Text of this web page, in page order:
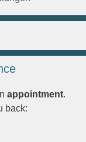
appointment.
back: